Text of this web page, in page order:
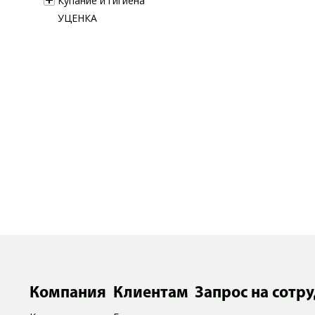
УЦЕНКА
Компания Клиентам Запрос на